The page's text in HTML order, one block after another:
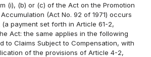
(i), (b) or (c) of the Act on the Promotion
(Act No. 92 of 1971) occurs
payment set forth in Article 61-2,
Act: the same applies in the following
to Claims Subject to Compensation, with
of the provisions of Article 4-2,